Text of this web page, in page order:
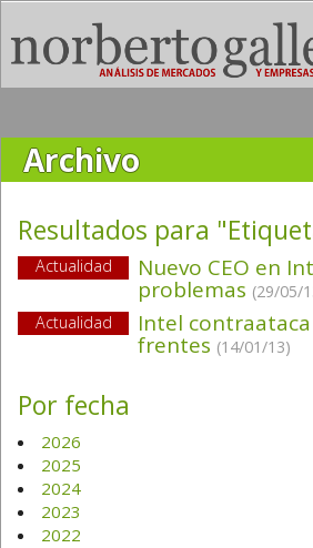
Archivo
Resultados para
Actualidad Nuevo CEO en
problemas (29/05/
Actualidad
Intel
frentes (14/01/13)
Por fecha
2026
2025
2024
2023
2022